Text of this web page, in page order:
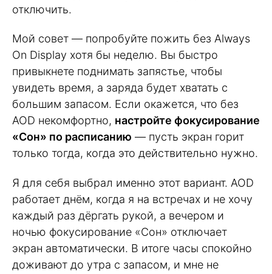
отключить.
Мой совет — попробуйте пожить без Always
On Display хотя бы неделю. Вы быстро
привыкнете поднимать запястье, чтобы
увидеть время, а заряда будет хватать с
большим запасом. Если окажется, что без
AOD некомфортно, настройте фокусирование
«Сон» по расписанию — пусть экран горит
только тогда, когда это действительно нужно.
Я для себя выбрал именно этот вариант. AOD
работает днём, когда я на встречах и не хочу
каждый раз дёргать рукой, а вечером и
ночью фокусирование «Сон» отключает
экран автоматически. В итоге часы спокойно
доживают до утра с запасом, и мне не